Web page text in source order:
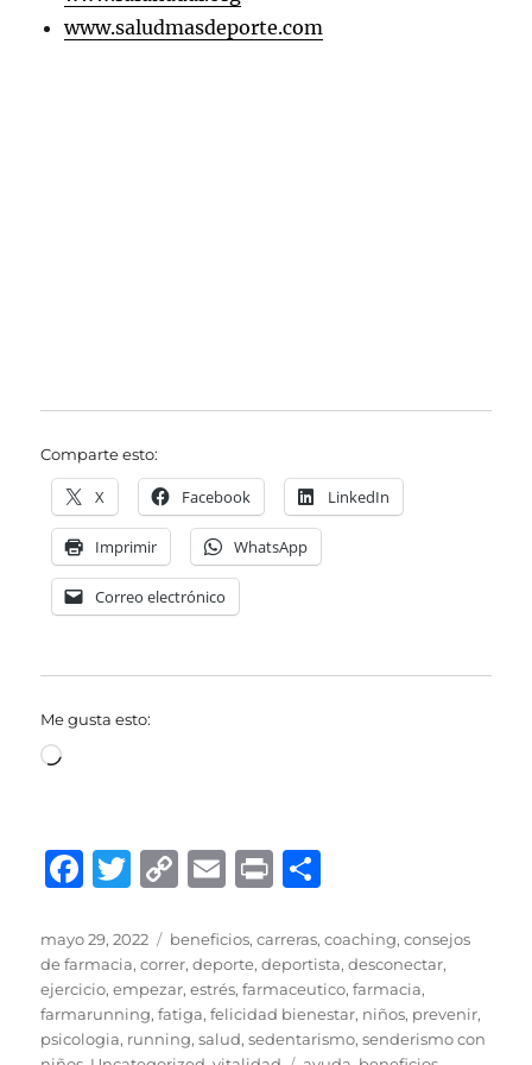
www.saludmasdeporte.com
Comparte esto:
X Facebook LinkedIn
Imprimir WhatsApp
Correo electrónico
Me gusta esto:
Cargando...
F
c
e
b
T
it
te
r
C
p
y
Li
E
ai
l
P
n
t
m
p
a
Publicado
el
mayo 29, 2022 Categorías
beneficios,carreras,coaching,consejos
de farmacia,correr,deporte,deportista,desconectar,
ejercicio,empezar,estrés,farmaceutico,farmacia,
farmarunning,fatiga,felicidad bienestar, niños, prevenir,
psicologia, running,salud,sedentarismo,senderismo con